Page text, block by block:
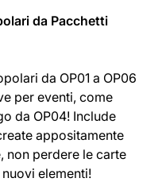
da Pacchetti
da OP01 a OP06
per eventi, come
da OP04! Include
appositamente
non perdere le carte
elementi!